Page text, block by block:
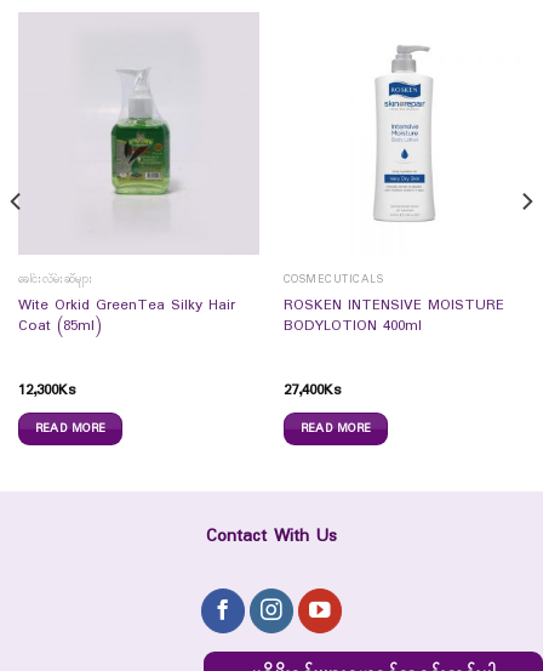
ခေါင်းလိမ်းဆီများ
Wite Orkid GreenTea Silky Hair
Coat (85ml)
12,300Ks
READ MORE
COSMECUTICALS
ROSKEN INTENSIVE MOISTURE
BODYLOTION 400ml
27,400Ks
READ MORE
Contact With Us